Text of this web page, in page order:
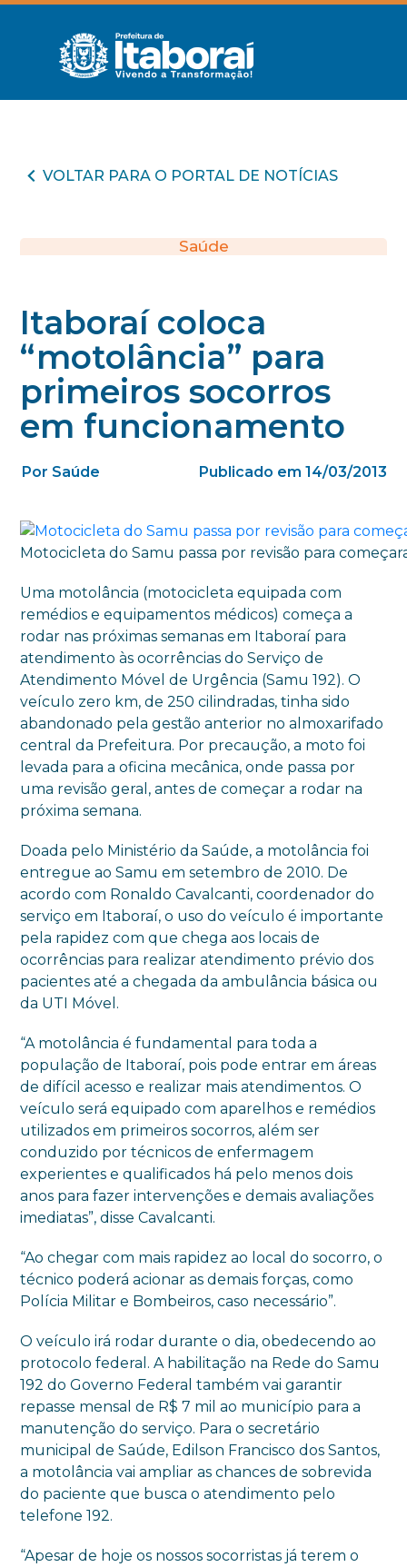
VOLTAR PARA O PORTAL DE NOTÍCIAS
Saúde
Itaboraí coloca
“motolância” para
primeiros socorros
em funcionamento
Por Saúde Publicado em 14/03/2013
Motocicleta do Samu passa por revisão para
Uma motolância (motocicleta equipada com
remédios e equipamentos médicos) começa a
rodar nas próximas semanas em Itaboraí para
atendimento às ocorrências do Serviço de
Atendimento Móvel de Urgência (Samu 192). O
veículo zero km, de 250 cilindradas, tinha sido
abandonado pela gestão anterior no almoxarifado
central da Prefeitura. Por precaução, a moto foi
levada para a oficina mecânica, onde passa por
uma revisão geral, antes de começar a rodar na
próxima semana.
Doada pelo Ministério da Saúde, a motolância foi
entregue ao Samu em setembro de 2010. De
acordo com Ronaldo Cavalcanti, coordenador do
serviço em Itaboraí, o uso do veículo é importante
pela rapidez com que chega aos locais de
ocorrências para realizar atendimento prévio dos
pacientes até a chegada da ambulância básica ou
da UTI Móvel.
“A motolância é fundamental para toda a
população de Itaboraí, pois pode entrar em áreas
de difícil acesso e realizar mais atendimentos. O
veículo será equipado com aparelhos e remédios
utilizados em primeiros socorros, além ser
conduzido por técnicos de enfermagem
experientes e qualificados há pelo menos dois
anos para fazer intervenções e demais avaliações
imediatas”, disse Cavalcanti.
“Ao chegar com mais rapidez ao local do socorro, o
técnico poderá acionar as demais forças, como
Polícia Militar e Bombeiros, caso necessário”.
O veículo irá rodar durante o dia, obedecendo ao
protocolo federal. A habilitação na Rede do Samu
192 do Governo Federal também vai garantir
repasse mensal de R$ 7 mil ao município para a
manutenção do serviço. Para o secretário
municipal de Saúde, Edilson Francisco dos Santos,
a motolância vai ampliar as chances de sobrevida
do paciente que busca o atendimento pelo
telefone 192.
“Apesar de hoje os nossos socorristas já terem o